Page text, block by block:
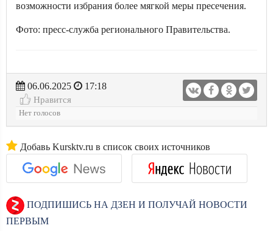
возможности избрания более мягкой меры пресечения.
Фото: пресс-служба регионального Правительства.
06.06.2025
17:18
Нравится
Нет голосов
Добавь Kursktv.ru в список своих источников
ПОДПИШИСЬ НА ДЗЕН И ПОЛУЧАЙ НОВОСТИ
ПЕРВЫМ